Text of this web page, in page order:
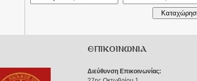
ΕΠΙΚΟΙΝΩΝΙΑ
Διεύθυνση Επικοινωνίας: